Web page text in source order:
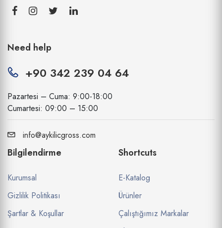
Need help
+90 342 239 04 64
Pazartesi – Cuma: 9:00-18:00
Cumartesi: 09:00 – 15:00
info@aykilicgross.com
Bilgilendirme
Kurumsal
Gizlilik Politikası
Şartlar & Koşullar
Shortcuts
E-Katalog
Ürünler
Çalıştığımız Markalar